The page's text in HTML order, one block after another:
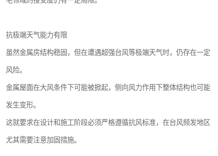
抗极端天气能力有限
虽然金属房结构稳固，但在遭遇超强台风等极端天气时，仍存在一定
风险。
金属屋面在大风条件下可能被掀起，侧向风力作用下整体结构也可能
发生变形。
这就要求在设计和施工阶段必须严格遵循抗风标准，在台风频发地区
尤其需要注意加固措施。